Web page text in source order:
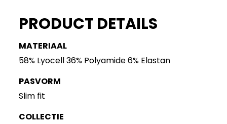
PRODUCT DETAILS
MATERIAAL
58% Lyocell 36% Polyamide 6% Elastan
PASVORM
Slim fit
COLLECTIE